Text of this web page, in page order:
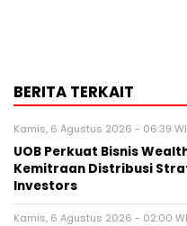
BERITA TERKAIT
Kamis, 6 Agustus 2026 - 06:39
UOB Perkuat Bisnis
Kemitraan Distribusi
Investors
Kamis, 6 Agustus 2026 - 02:00